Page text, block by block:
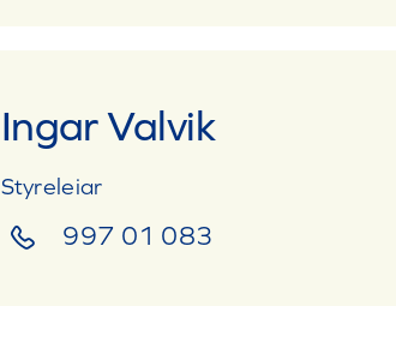
Ingar Valvik
Styreleiar
997 01 083